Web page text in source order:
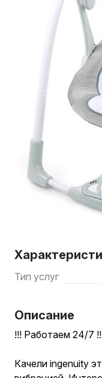
Тип услуг
Описание
!!! Работаем 24/7
Качели ingenuity